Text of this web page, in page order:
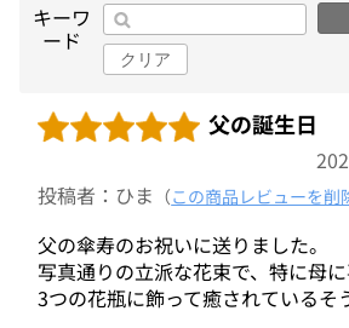
キーワ
ード
クリア
父の誕生日
投稿者：ひま （この商品レビューを削
父の傘寿のお祝いに送りました。
写真通りの立派な花束で、特に母に
3つの花瓶に飾って癒されているそ